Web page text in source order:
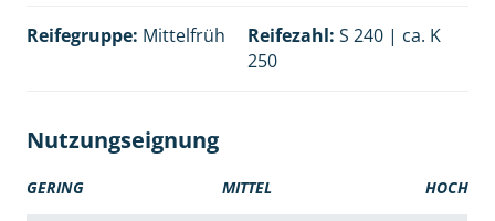
Reifegruppe: Mittelfrüh Reifezahl: S 240 | ca. K
250
Nutzungseignung
GERING MITTEL HOCH